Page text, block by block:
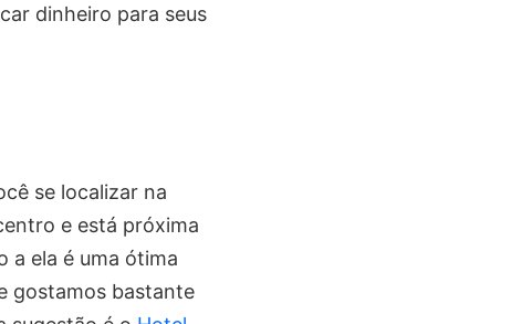
dinheiro para seus
se localizar na
e está próxima
a ela é uma ótima
gostamos bastante